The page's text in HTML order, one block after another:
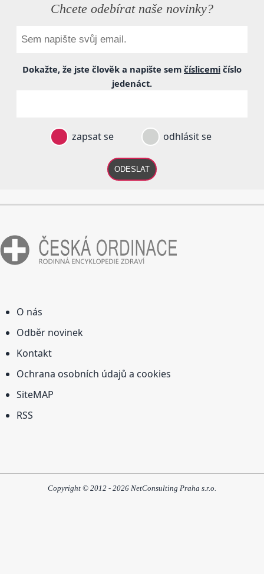
Chcete odebírat naše novinky?
Dokažte, že jste člověk a napište sem číslicemi číslo
jedenáct.
zapsat se odhlásit se
ODESLAT
O nás
Odběr novinek
Kontakt
Ochrana osobních údajů a cookies
SiteMAP
RSS
Copyright © 2012 - 2026 NetConsulting Praha s.r.o.